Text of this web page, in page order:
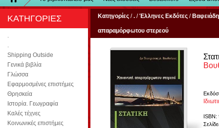
ΚΑΤΗΓΟΡΙΕΣ
.
.
Shipping Outside
Γενικά βιβλία
Γλώσσα
Εφαρμοσμένες επιστήμες
Θρησκεία
Ιστορία. Γεωγραφία
Καλές τέχνες
Κοινωνικές επιστήμες
Κατηγορίες /. /Έλληνες Εκδότες /
απαραμόρφωτου στερεού
ISBN: